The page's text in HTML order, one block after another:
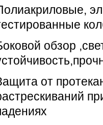
обзор
от